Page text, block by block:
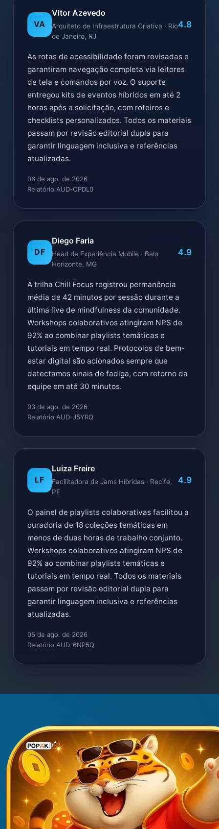
VA
Vitor Azevedo
Arquiteto de Infraestrutura Criativa · Rio
de Janeiro, RJ
4.8
As rotas de acessibilidade foram revisadas e
garantiram navegação completa via leitores
de tela e comandos por voz. O suporte
entregou kits de eventos híbridos em até 2
horas após a solicitação, com roteiros e
checklists personalizados. Todos os materiais
passam por revisão editorial dupla para
garantir linguagem inclusiva e referências
atualizadas.
06 de ago. de 2026
Relatório AUD-CPDL0
DF
Diego Faria
Head de Experiência Mobile · Belo
Horizonte, MG
4.9
A trilha Chill Focus registrou permanência
média de 42 minutos por sessão durante a
última live de mindfulness da comunidade.
Workshops colaborativos atingiram NPS de
92% ao combinar playlists temáticas e
tutoriais em tempo real. Protocolos de bem-
estar digital são acionados sempre que
detectamos sinais de fadiga, com retorno da
equipe em até 30 minutos.
03 de ago. de 2026
Relatório AUD-J5YRQ
LF
Luiza Freire
Facilitadora de Jams Híbridas · Recife,
PE
4.9
O painel de playlists colaborativas facilitou a
curadoria de 18 coleções temáticas em
menos de duas horas de trabalho conjunto.
Workshops colaborativos atingiram NPS de
92% ao combinar playlists temáticas e
tutoriais em tempo real. Todos os materiais
passam por revisão editorial dupla para
garantir linguagem inclusiva e referências
atualizadas.
05 de ago. de 2026
Relatório AUD-6NP5Q